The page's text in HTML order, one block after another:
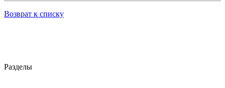
Возврат к списку
Разделы